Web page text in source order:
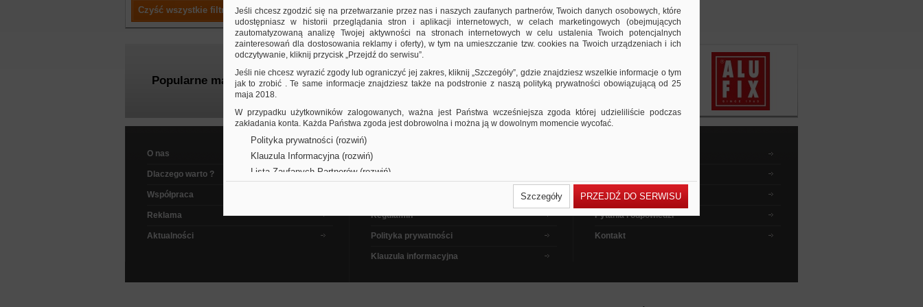
Czyść wszystkie filtry
Popularne marki
O nas
Dlaczego warto ?
Współpraca
Reklama
Aktualności
Dla kupujących
Dla sprzedających
Regulamin
Polityka prywatności
Klauzula informacyjna
Filmy instruktażowe
Pytania i odpowiedzi
Kontakt
Jeśli chcesz zgodzić się na przetwarzanie przez nas i naszych zaufanych partnerów, Twoich danych osobowych, które
udostępniasz w historii przeglądania stron i aplikacji internetowych, w celach marketingowych (obejmujących
zautomatyzowaną analizę Twojej aktywności na stronach internetowych w celu ustalenia Twoich potencjalnych
zainteresowań dla dostosowania reklamy i oferty), w tym na umieszczanie tzw. cookies na Twoich urządzeniach i ich
odczytywanie, kliknij przycisk „Przejdź do serwisu”.
Jeśli nie chcesz wyrazić zgody lub ograniczyć jej zakres, kliknij „Szczegóły”, gdzie znajdziesz wszelkie informacje o tym
jak to zrobić . Te same informacje znajdziesz także na podstronie z naszą polityką prywatności obowiązującą od 25
maja 2018.
W przypadku użytkowników zalogowanych, ważna jest Państwa wcześniejsza zgoda której udzieliliście podczas
zakładania konta. Każda Państwa zgoda jest dobrowolna i można ją w dowolnym momencie wycofać.
Polityka prywatności (rozwiń)
Klauzula Informacyjna (rozwiń)
Lista Zaufanych Partnerów (rozwiń)
Szczegóły PRZEJDŹ DO SERWISU